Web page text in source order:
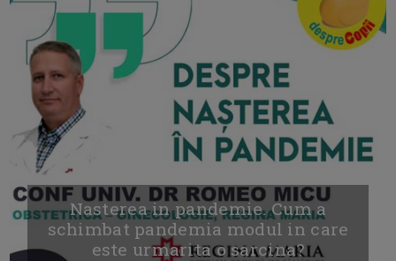
Nasterea in pandemie. Cum a
schimbat pandemia modul in care
este urmarita o sarcina?